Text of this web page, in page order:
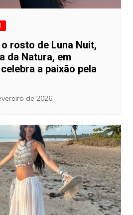
rosto de Luna Nuit,
da Natura, em
a paixão pela
de 2026